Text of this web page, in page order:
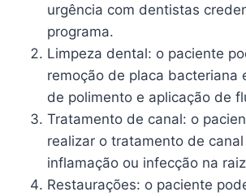
urgência com dentistas
programa.
Limpeza dental: o paciente
remoção de placa bacteriana
de polimento e aplicação de
Tratamento de canal: o
realizar o tratamento de
inflamação ou infecção na
Restaurações: o paciente